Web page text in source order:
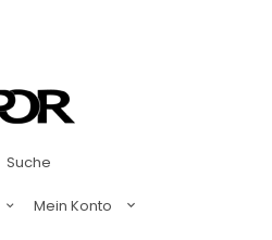
Suche
Mein Konto